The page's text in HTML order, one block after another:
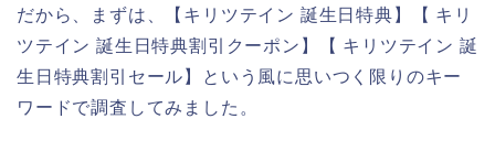
だから、まずは、【キリツテイン 誕生日特典】【 キリ
ツテイン 誕生日特典割引クーポン】【 キリツテイン 誕
生日特典割引セール】という風に思いつく限りのキー
ワードで調査してみました。